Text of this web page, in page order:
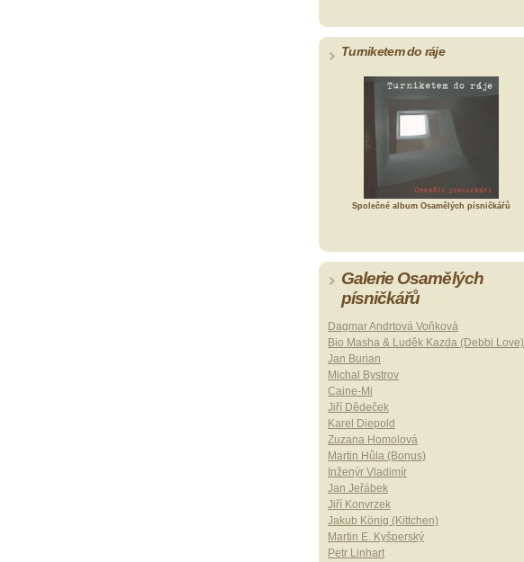
Turniketem do ráje
Společné album Osamělých písničkářů
Galerie Osamělých
písničkářů
Dagmar Andrtová Voňková
Bio Masha & Luděk Kazda (Debbi Love)
Jan Burian
Michal Bystrov
Caine-Mi
Jiří Dědeček
Karel Diepold
Zuzana Homolová
Martin Hůla (Bonus)
Inženýr Vladimír
Jan Jeřábek
Jiří Konvrzek
Jakub König (Kittchen)
Martin E. Kyšperský
Petr Linhart